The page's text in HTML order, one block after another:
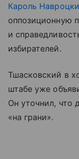
Кароль
оппозиционную
и
избирателей.
Тшасковский в
штабе уже
Он уточнил, что
«на грани».